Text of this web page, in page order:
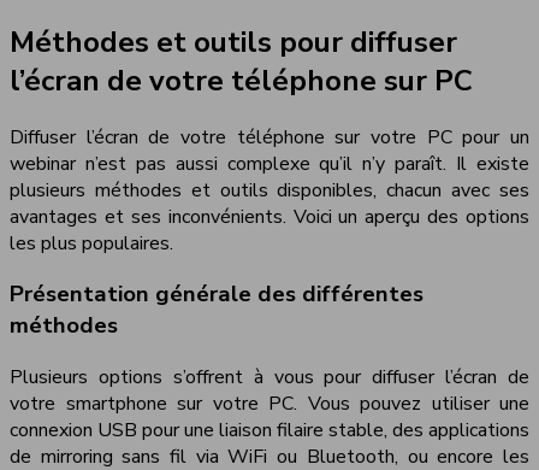
Méthodes et outils pour diffuser
l’écran de votre téléphone sur PC
Diffuser l’écran de votre téléphone sur votre PC pour un
webinar n’est pas aussi complexe qu’il n’y paraît. Il existe
plusieurs méthodes et outils disponibles, chacun avec ses
avantages et ses inconvénients. Voici un aperçu des options
les plus populaires.
Présentation générale des différentes
méthodes
Plusieurs options s’offrent à vous pour diffuser l’écran de
votre smartphone sur votre PC. Vous pouvez utiliser une
connexion USB pour une liaison filaire stable, des applications
de mirroring sans fil via WiFi ou Bluetooth, ou encore les